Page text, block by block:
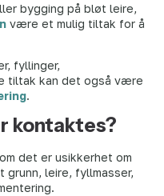
bygging på bløt leire,
være et mulig tiltak for å
fyllinger,
tiltak kan det også være
.
kontaktes?
det er usikkerhet om
leire, fyllmasser,